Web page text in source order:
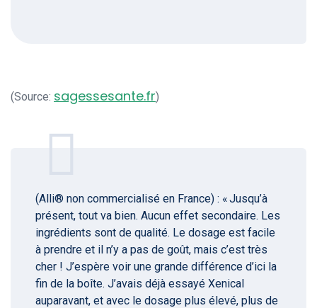
(Source: sagessesante.fr)
(Alli® non commercialisé en France) : « Jusqu’à
présent, tout va bien. Aucun effet secondaire. Les
ingrédients sont de qualité. Le dosage est facile
à prendre et il n’y a pas de goût, mais c’est très
cher ! J’espère voir une grande différence d’ici la
fin de la boîte. J’avais déjà essayé Xenical
auparavant, et avec le dosage plus élevé, plus de